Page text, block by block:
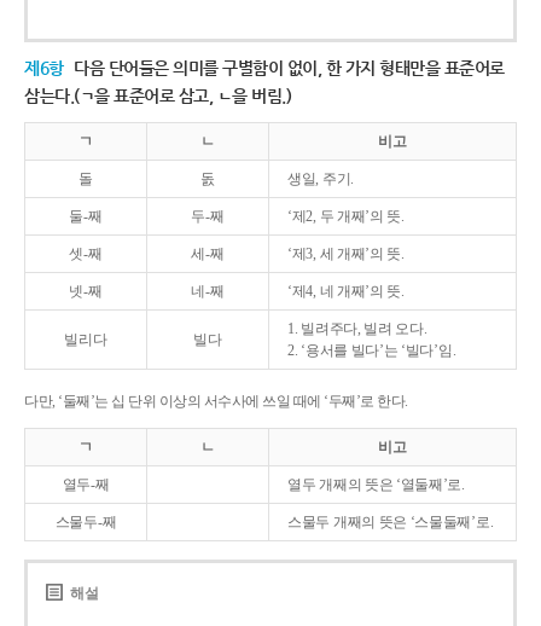
제6항 다음 단어들은 의미를 구별함이 없이, 한 가지 형태만을 표준어로
삼는다.(ㄱ을 표준어로 삼고, ㄴ을 버림.)
ㄱ ㄴ 비고
돌 돐 생일, 주기.
둘-째 두-째 ‘제2, 두 개째’의 뜻.
셋-째 세-째 ‘제3, 세 개째’의 뜻.
넷-째 네-째 ‘제4, 네 개째’의 뜻.
빌리다 빌다
1. 빌려주다, 빌려 오다.
2. ‘용서를 빌다’는 ‘빌다’임.
다만, ‘둘째’는 십 단위 이상의 서수사에 쓰일 때에 ‘두째’로 한다.
ㄱ ㄴ 비고
열두-째 열두 개째의 뜻은 ‘열둘째’로.
스물두-째 스물두 개째의 뜻은 ‘스물둘째’로.
해설